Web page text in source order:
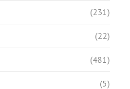
(231)
(22)
(481)
(5)